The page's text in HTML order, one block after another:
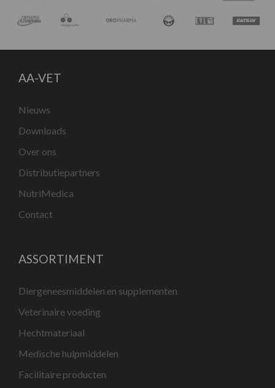
AA-VET
Nieuws
Downloads
Over ons
Distributiepartners
NutriMedica
Contact
ASSORTIMENT
Diergeneesmiddelen en supplementen
Veterinaire voeding
Hechtmateriaal
Medische hulpmiddelen
Facilitaire producten